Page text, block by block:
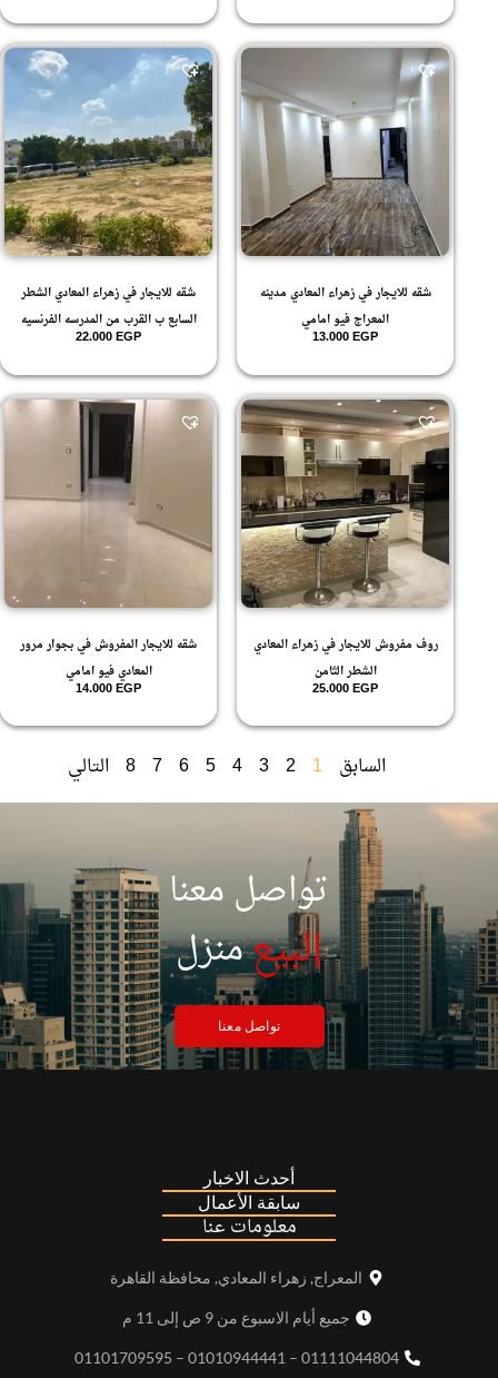
شقه للايجار في زهراء المعادي مدينه
المعراج فيو امامي
13.000EGP
شقه للايجار في زهراء المعادي الشطر
السابع ب القرب من المدرسه الفرنسيه
22.000EGP
روف مفروش للايجار في زهراء المعادي
الشطر الثامن
25.000EGP
شقه للايجار المفروش في بجوار مرور
المعادي فيو امامي
14.000EGP
السابق التالي
تواصل معنا
لبيع| منزل
تواصل معنا
أحدث الاخبار
سابقة الأعمال
معلومات عنا
المعراج, زهراء المعادي, محافظة القاهرة
جميع أيام الاسبوع من 9 ص إلى 11 م
01111044804 – 01010944441 – 01101709595